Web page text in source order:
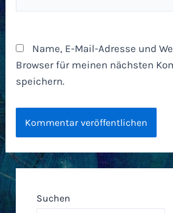
Name, E-Mail-Adresse und
Browser für meinen nächsten
speichern.
Suchen